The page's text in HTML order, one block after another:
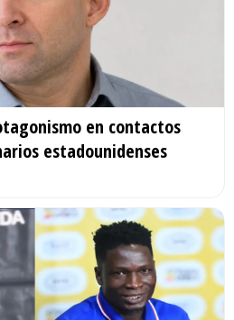
en contactos
estadounidenses